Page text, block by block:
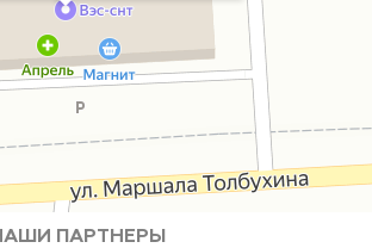
ПАРТНЕРЫ